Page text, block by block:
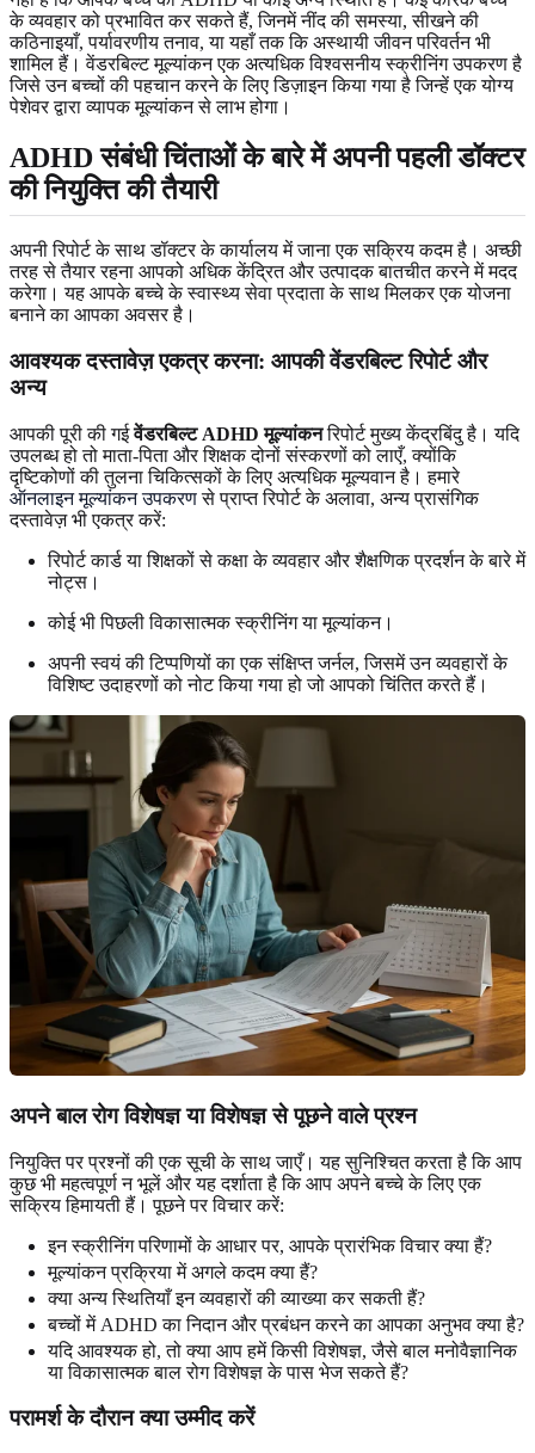
के व्यवहार को प्रभावित कर सकते हैं, जिनमें नींद की समस्या, सीखने की
कठिनाइयाँ, पर्यावरणीय तनाव, या यहाँ तक कि अस्थायी जीवन परिवर्तन भी
शामिल हैं। वेंडरबिल्ट मूल्यांकन एक अत्यधिक विश्वसनीय स्क्रीनिंग उपकरण है
जिसे उन बच्चों की पहचान करने के लिए डिज़ाइन किया गया है जिन्हें एक योग्य
पेशेवर द्वारा व्यापक मूल्यांकन से लाभ होगा।
ADHD संबंधी चिंताओं के बारे में अपनी पहली डॉक्टर
की नियुक्ति की तैयारी
अपनी रिपोर्ट के साथ डॉक्टर के कार्यालय में जाना एक सक्रिय कदम है। अच्छी
तरह से तैयार रहना आपको अधिक केंद्रित और उत्पादक बातचीत करने में मदद
करेगा। यह आपके बच्चे के स्वास्थ्य सेवा प्रदाता के साथ मिलकर एक योजना
बनाने का आपका अवसर है।
आवश्यक दस्तावेज़ एकत्र करना: आपकी वेंडरबिल्ट रिपोर्ट और
अन्य
आपकी पूरी की गईवेंडरबिल्ट ADHD मूल्यांकनरिपोर्ट मुख्य केंद्रबिंदु है। यदि
उपलब्ध हो तो माता-पिता और शिक्षक दोनों संस्करणों को लाएँ, क्योंकि
दृष्टिकोणों की तुलना चिकित्सकों के लिए अत्यधिक मूल्यवान है। हमारे
ऑनलाइन मूल्यांकन उपकरणसे प्राप्त रिपोर्ट के अलावा, अन्य प्रासंगिक
दस्तावेज़ भी एकत्र करें:
रिपोर्ट कार्ड या शिक्षकों से कक्षा के व्यवहार और शैक्षणिक प्रदर्शन के बारे में
नोट्स।
कोई भी पिछली विकासात्मक स्क्रीनिंग या मूल्यांकन।
अपनी स्वयं की टिप्पणियों का एक संक्षिप्त जर्नल, जिसमें उन व्यवहारों के
विशिष्ट उदाहरणों को नोट किया गया हो जो आपको चिंतित करते हैं।
अपने बाल रोग विशेषज्ञ या विशेषज्ञ से पूछने वाले प्रश्न
नियुक्ति पर प्रश्नों की एक सूची के साथ जाएँ। यह सुनिश्चित करता है कि आप
कुछ भी महत्वपूर्ण न भूलें और यह दर्शाता है कि आप अपने बच्चे के लिए एक
सक्रिय हिमायती हैं। पूछने पर विचार करें:
इन स्क्रीनिंग परिणामों के आधार पर, आपके प्रारंभिक विचार क्या हैं?
मूल्यांकन प्रक्रिया में अगले कदम क्या हैं?
क्या अन्य स्थितियाँ इन व्यवहारों की व्याख्या कर सकती हैं?
बच्चों में ADHD का निदान और प्रबंधन करने का आपका अनुभव क्या है?
यदि आवश्यक हो, तो क्या आप हमें किसी विशेषज्ञ, जैसे बाल मनोवैज्ञानिक
या विकासात्मक बाल रोग विशेषज्ञ के पास भेज सकते हैं?
परामर्श के दौरान क्या उम्मीद करें